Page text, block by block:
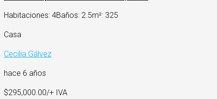
Habitaciones: 4Baños: 2.5m²: 325
Casa
Cecilia Gálvez
hace 6 años
$295,000.00/+ IVA